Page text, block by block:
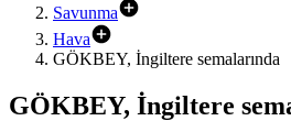
Savunma
Hava
GÖKBEY, İngiltere semalarında
GÖKBEY, İngiltere